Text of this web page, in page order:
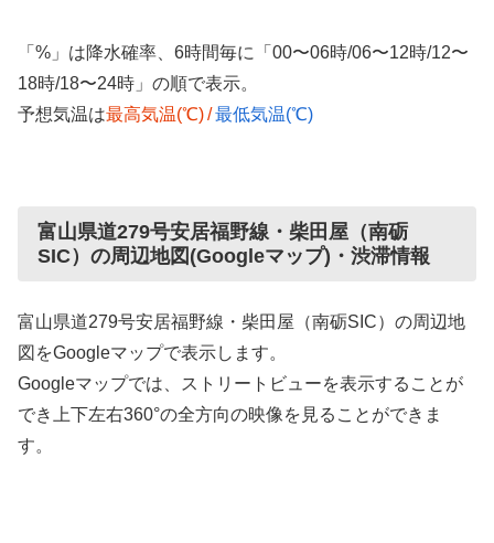
「%」は降水確率、6時間毎に「00〜06時/06〜12時/12〜
18時/18〜24時」の順で表示。
予想気温は最高気温(℃)/最低気温(℃)
富山県道279号安居福野線・柴田屋（南砺
SIC）の周辺地図(Googleマップ)・渋滞情報
富山県道279号安居福野線・柴田屋（南砺SIC）の周辺地
図をGoogleマップで表示します。
Googleマップでは、ストリートビューを表示することが
でき上下左右360°の全方向の映像を見ることができま
す。